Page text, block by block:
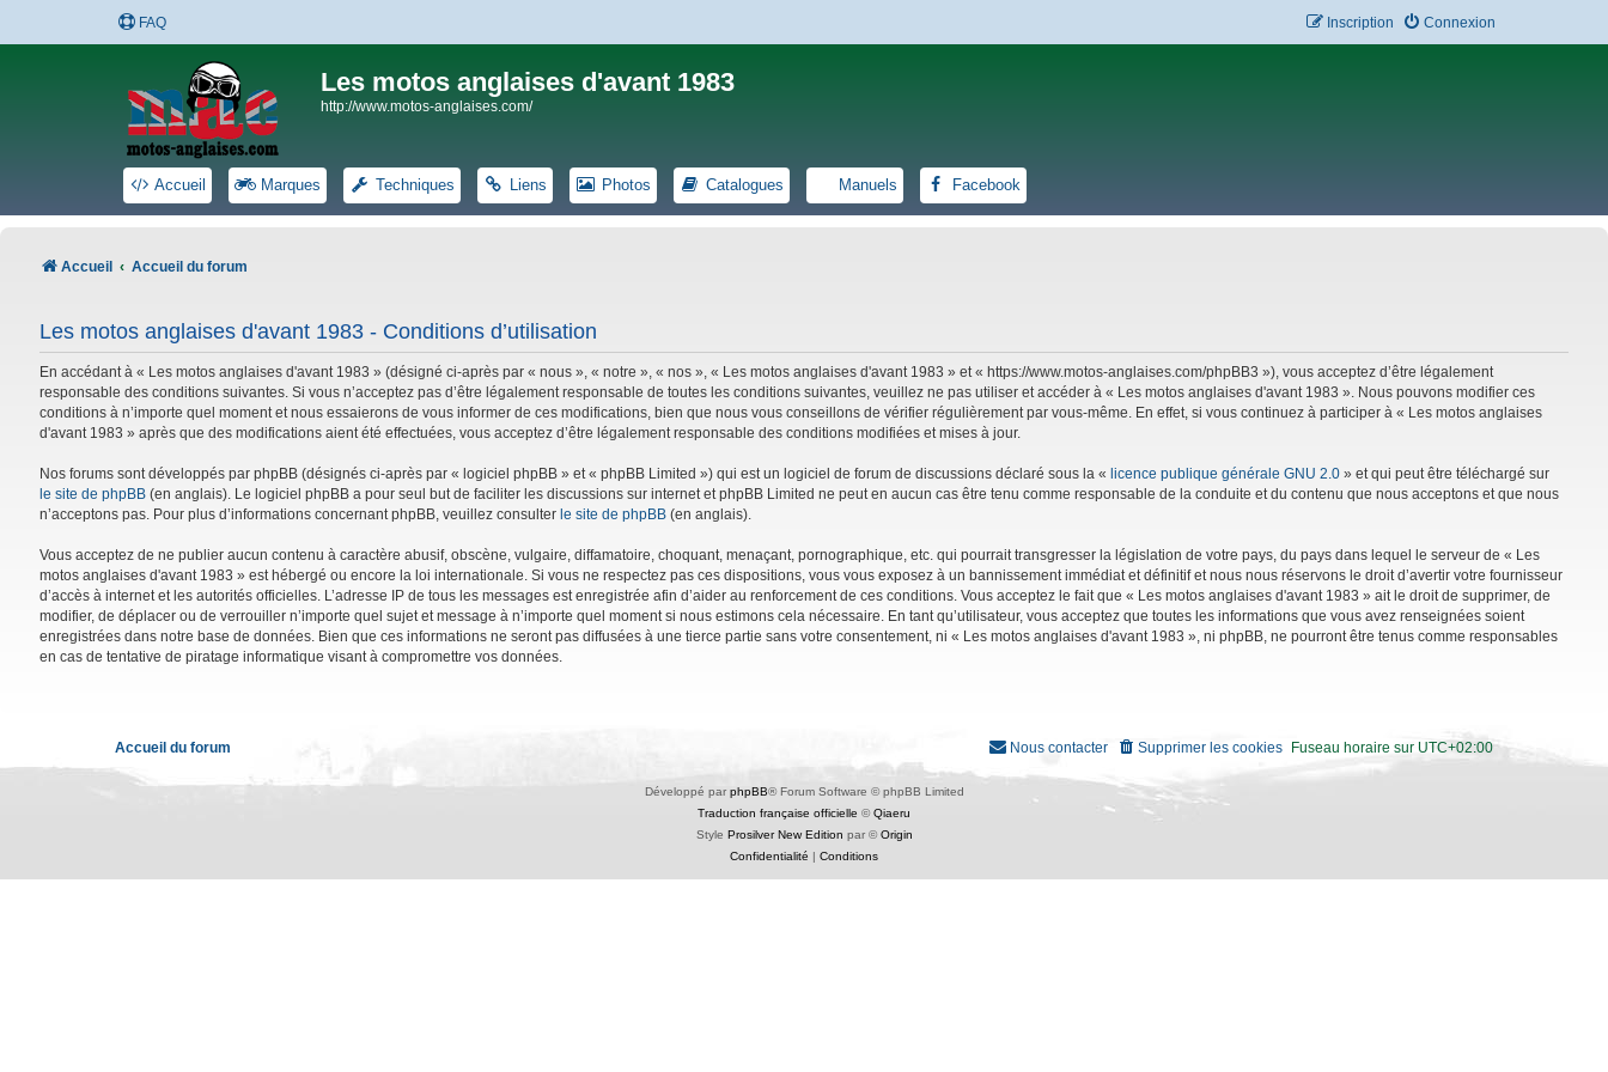
FAQ Connexion
Inscription
Les motos anglaises d'avant 1983
http://www.motos-anglaises.com/
Accueil Marques Techniques Liens Photos Catalogues Manuels Facebook
Accueil Accueil du forum
Les motos anglaises d'avant 1983 - Conditions d’utilisation
En accédant à « Les motos anglaises d'avant 1983 » (désigné ci-après par « nous », « notre », « nos », « Les motos anglaises d'avant 1983 » et « https://www.motos-anglaises.com/phpBB3 »), vous acceptez d’être légalement
responsable des conditions suivantes. Si vous n’acceptez pas d’être légalement responsable de toutes les conditions suivantes, veuillez ne pas utiliser et accéder à « Les motos anglaises d'avant 1983 ». Nous pouvons modifier ces
conditions à n’importe quel moment et nous essaierons de vous informer de ces modifications, bien que nous vous conseillons de vérifier régulièrement par vous-même. En effet, si vous continuez à participer à « Les motos anglaises
d'avant 1983 » après que des modifications aient été effectuées, vous acceptez d’être légalement responsable des conditions modifiées et mises à jour.
Nos forums sont développés par phpBB (désignés ci-après par « logiciel phpBB » et « phpBB Limited ») qui est un logiciel de forum de discussions déclaré sous la « licence publique générale GNU 2.0 » et qui peut être téléchargé sur
le site de phpBB (en anglais). Le logiciel phpBB a pour seul but de faciliter les discussions sur internet et phpBB Limited ne peut en aucun cas être tenu comme responsable de la conduite et du contenu que nous acceptons et que nous
n’acceptons pas. Pour plus d’informations concernant phpBB, veuillez consulter le site de phpBB (en anglais).
Vous acceptez de ne publier aucun contenu à caractère abusif, obscène, vulgaire, diffamatoire, choquant, menaçant, pornographique, etc. qui pourrait transgresser la législation de votre pays, du pays dans lequel le serveur de « Les
motos anglaises d'avant 1983 » est hébergé ou encore la loi internationale. Si vous ne respectez pas ces dispositions, vous vous exposez à un bannissement immédiat et définitif et nous nous réservons le droit d’avertir votre fournisseur
d’accès à internet et les autorités officielles. L’adresse IP de tous les messages est enregistrée afin d’aider au renforcement de ces conditions. Vous acceptez le fait que « Les motos anglaises d'avant 1983 » ait le droit de supprimer, de
modifier, de déplacer ou de verrouiller n’importe quel sujet et message à n’importe quel moment si nous estimons cela nécessaire. En tant qu’utilisateur, vous acceptez que toutes les informations que vous avez renseignées soient
enregistrées dans notre base de données. Bien que ces informations ne seront pas diffusées à une tierce partie sans votre consentement, ni « Les motos anglaises d'avant 1983 », ni phpBB, ne pourront être tenus comme responsables
en cas de tentative de piratage informatique visant à compromettre vos données.
Accueil du forum Fuseau horaire sur UTC+02:00
Supprimer les cookies
Nous contacter
Développé par phpBB® Forum Software © phpBB Limited
Traduction française officielle ©Qiaeru
Style Prosilver New Edition par ©Origin
Confidentialité
Conditions